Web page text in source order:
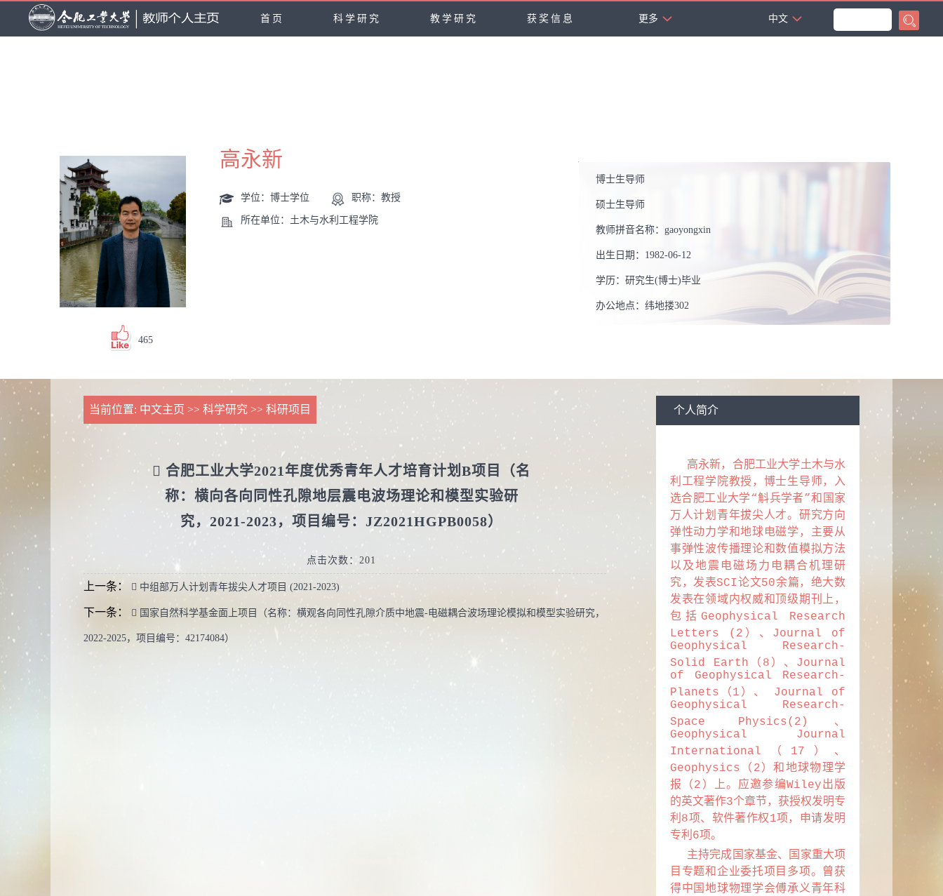
首页 科学研究 教学研究 获奖信息 更多 中文
465
高永新
学位：博士学位 职称：教授
所在单位：土木与水利工程学院
博士生导师
硕士生导师
教师拼音名称： gaoyongxin
出生日期： 1982-06-12
学历： 研究生(博士)毕业
办公地点： 纬地搂302
毕业院校：哈尔滨工业大学
当前位置: 中文主页 >> 科学研究 >> 科研项目
 合肥工业大学2021年度优秀青年人才培育计划B项目（名
称：横向各向同性孔隙地层震电波场理论和模型实验研
究，2021-2023，项目编号：JZ2021HGPB0058）
点击次数： 201
上一条：  中组部万人计划青年拔尖人才项目 (2021-2023)
下一条：  国家自然科学基金面上项目（名称：横观各向同性孔隙介质中地震-电磁耦合波场理论模拟和模型实验研究，
2022-2025，项目编号：42174084）
个人简介
高永新，合肥工业大学土木与水
利工程学院教授，博士生导师，入
选合肥工业大学“斛兵学者”和国家
万人计划青年拔尖人才。研究方向
弹性动力学和地球电磁学，主要从
事弹性波传播理论和数值模拟方法
以及地震电磁场力电耦合机理研
究，发表SCI论文50余篇，绝大数
发表在领域内权威和顶级期刊上，
包括Geophysical Research
Letters (2）、Journal of
Geophysical Research-
Solid Earth（8）、Journal
of Geophysical Research-
Planets（1）、 Journal of
Geophysical Research-
Space Physics(2)、
Geophysical Journal
International（17）、
Geophysics（2）和地球物理学
报（2）上。应邀参编Wiley出版
的英文著作3个章节，获授权发明专
利8项、软件著作权1项，申请发明
专利6项。
主持完成国家基金、国家重大项
目专题和企业委托项目多项。曾获
得中国地球物理学会傅承义青年科